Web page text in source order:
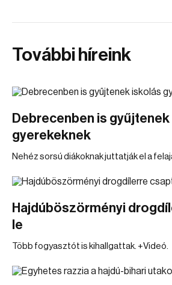
További híreink
Debrecenben is
gyerekeknek
Nehéz sorsú diákoknak juttatják el a
Hajdúböszörményi
le
Több fogyasztót is kihallgattak. +Videó.